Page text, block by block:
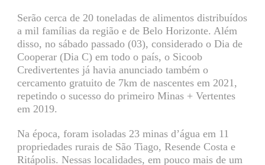
Serão cerca de 20 toneladas de alimentos distribuídos
a mil famílias da região e de Belo Horizonte. Além
disso, no sábado passado (03), considerado o Dia de
Cooperar (Dia C) em todo o país, o Sicoob
Credivertentes já havia anunciado também o
cercamento gratuito de 7km de nascentes em 2021,
repetindo o sucesso do primeiro Minas + Vertentes
em 2019.
Na época, foram isoladas 23 minas d’água em 11
propriedades rurais de São Tiago, Resende Costa e
Ritápolis. Nessas localidades, em pouco mais de um